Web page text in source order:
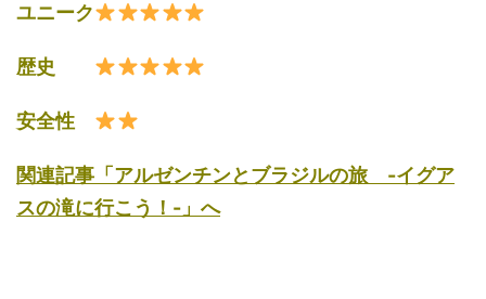
ユニーク
歴史
安全性
関連記事「アルゼンチンとブラジルの旅 -イグア
スの滝に行こう！-」へ